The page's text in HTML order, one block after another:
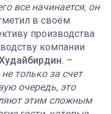
все начинается, он
в своём
производства
компании
–
только за счет
очередь, это
этим сложным